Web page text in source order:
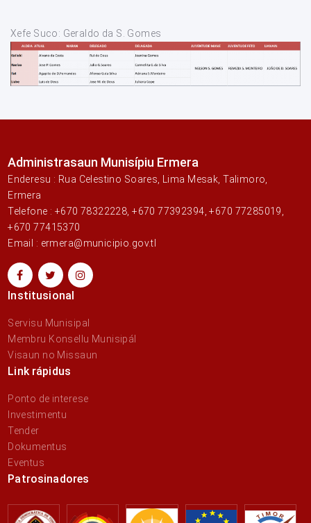
Xefe Suco: Geraldo da S. Gomes
Administrasaun Munisípiu Ermera
Enderesu : Rua Celestino Soares, Lima Mesak, Talimoro,
Ermera
Telefone : +670 78322228, +670 77392394, +670 77285019,
+670 77415370
Email : ermera@municipio.gov.tl
Institusional
Servisu Munisipal
Membru Konsellu Munisipál
Visaun no Missaun
Link rápidus
Ponto de interese
Investimentu
Tender
Dokumentus
Eventus
Patrosinadores